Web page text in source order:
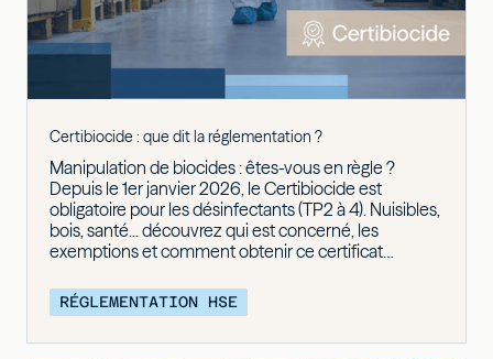
Certibiocide : que dit la réglementation ?
Manipulation de biocides : êtes-vous en règle ?
Depuis le 1er janvier 2026, le Certibiocide est
obligatoire pour les désinfectants (TP2 à 4). Nuisibles,
bois, santé... découvrez qui est concerné, les
exemptions et comment obtenir ce certificat
RÉGLEMENTATION HSE